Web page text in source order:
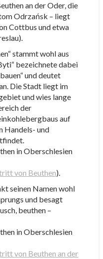
an der Oder, die
Odrzańsk – liegt
Cottbus und etwa
stammt wohl aus
bezeichnete dabei
und deutet
Die Stadt liegt im
und wies lange
der
auf
Handels- und
in Oberschlesien
von Beuthen).
seinen Namen wohl
und besagt
beuthen –
in Oberschlesien
von Beuthen an der